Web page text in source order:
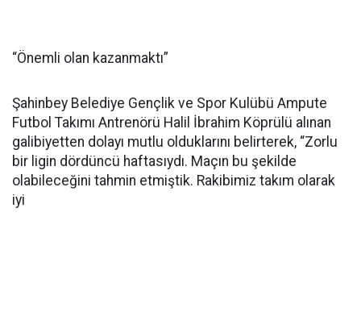
“Önemli olan kazanmaktı”
Şahinbey Belediye Gençlik ve Spor Kulübü Ampute
Futbol Takımı Antrenörü Halil İbrahim Köprülü alınan
galibiyetten dolayı mutlu olduklarını belirterek, “Zorlu
bir ligin dördüncü haftasıydı. Maçın bu şekilde
olabileceğini tahmin etmiştik. Rakibimiz takım olarak
iyi